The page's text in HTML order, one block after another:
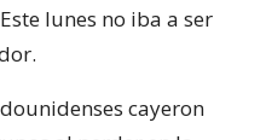
lunes no iba a ser
cayeron